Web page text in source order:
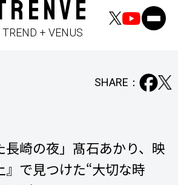
TREND + VENUS
SHARE：
長崎の夜」髙石あかり、映
』で見つけた“大切な時